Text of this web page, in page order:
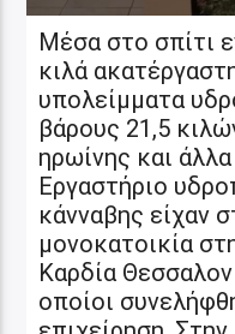
Μέσα στο σπίτι
κιλά
υπολείμματα
βάρους 21,5
ηρωίνης και άλλα
Εργαστήριo
κάνναβης είχαν
μονοκατοικία
Καρδία
οποίοι